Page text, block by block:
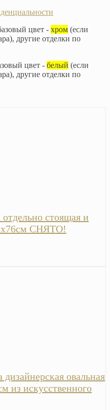
цвет - хром (если
другие отделки по
цвет - белый (если
другие отделки по
стоящая и
СНЯТО!
овальная
из искусственного